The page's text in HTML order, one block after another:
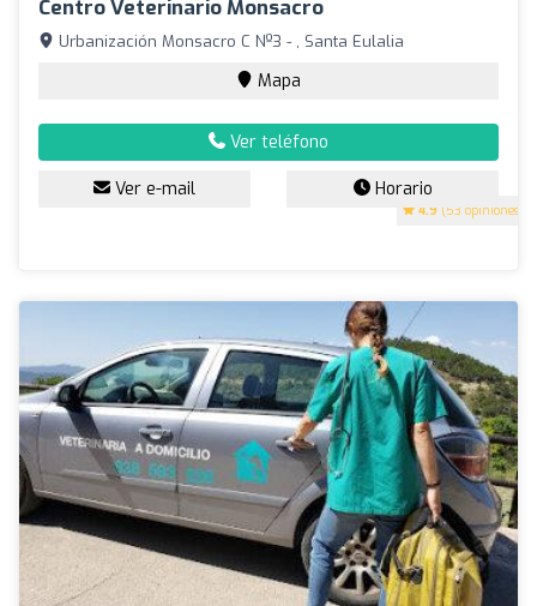
Centro Veterinario Monsacro
4.9 (53 opiniones)
Urbanización Monsacro C Nº3 - , Santa Eulalia
Mapa
Ver teléfono
Ver e-mail Horario